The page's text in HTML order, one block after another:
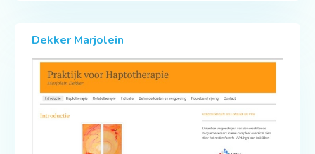
Dekker Marjolein